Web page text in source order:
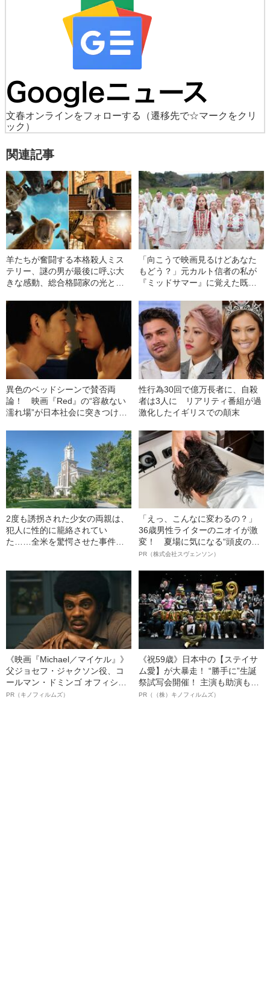
文春オンラインをフォローする
（遷移先で☆マークをクリ
ック）
関連記事
羊たちが奮闘する本格殺人ミス
テリー、謎の男が最後に呼ぶ大
きな感動、総合格闘家の光と陰
くれる、5月に観たい映画3
本！ 〈『ひつじ探偵団』『サ
ンキュー、チャック』『スマッ
シング・マシーン』〉
「向こうで映画見るけどあなた
もどう？」元カルト信者の私が
『ミッドサマー』に覚えた既視
異色のベッドシーンで賛否両
論！ 映画『Red』の“容赦ない
濡れ場”が日本社会に突きつけた
性行為30回で億万長者に、自殺
者は3人に リアリティ番組が過
激化したイギリスでの顛末
2度も誘拐された少女の両親は、
犯人に性的に籠絡されてい
た……全米を驚愕させた事件と
「えっ、こんなに変わるの？」
36歳男性ライターのニオイが激
変！ 夏場に気になる“頭皮のニ
オイ”や“ベタつき”を解消す
ト”が生み出した徹底ケアとは
PR（株式会社スヴェンソン）
《映画『Michael／マイケル』》
父ジョセフ・ジャクソン役、コ
ールマン・ドミンゴ オフィシャ
ルインタビュー“観客を魅了した
PR（キノフィルムズ）
《祝59歳》日本中の【ステイサ
ム愛】が大暴走！ “勝手に”生誕
祭試写会開催！ 主演も助演も全
部ステイサム！「ステサミー
PR（（株）キノフィルムズ）